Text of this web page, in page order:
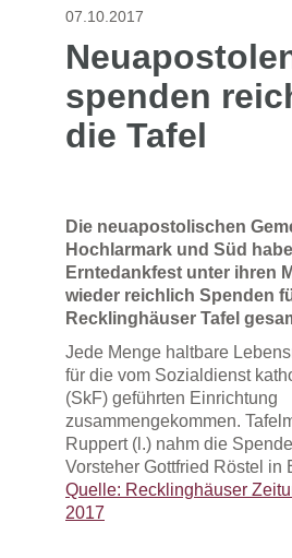
07.10.2017
spenden
die Tafel
Die neuapostolischen
Hochlarmark und Süd
Erntedankfest unter ihren
wieder reichlich Spenden
Recklinghäuser Tafel
Jede Menge haltbare
für die vom Sozialdienst
(SkF) geführten Einrichtung
zusammengekommen.
Ruppert (l.) nahm die
Vorsteher Gottfried Röstel in
Quelle: Recklinghäuser
2017